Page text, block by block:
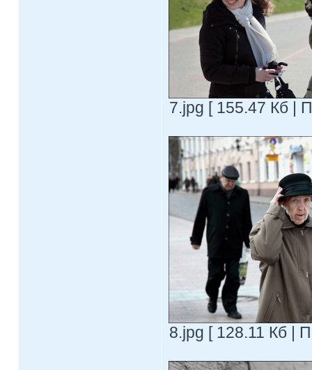
7.jpg [ 155.47 Кб |
8.jpg [ 128.11 Кб |